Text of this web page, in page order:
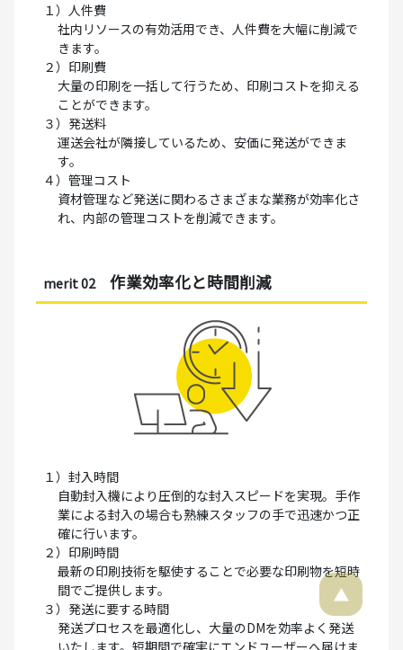
１）人件費
社内リソースの有効活用でき、人件費を大幅に削減で
きます。
２）印刷費
大量の印刷を一括して行うため、印刷コストを抑える
ことができます。
３）発送料
運送会社が隣接しているため、安価に発送ができま
す。
４）管理コスト
資材管理など発送に関わるさまざまな業務が効率化さ
れ、内部の管理コストを削減できます。
merit 02 作業効率化と時間削減
１）封入時間
自動封入機により圧倒的な封入スピードを実現。手作
業による封入の場合も熟練スタッフの手で迅速かつ正
確に行います。
２）印刷時間
最新の印刷技術を駆使することで必要な印刷物を短時
間でご提供します。
３）発送に要する時間
発送プロセスを最適化し、大量のDMを効率よく発送